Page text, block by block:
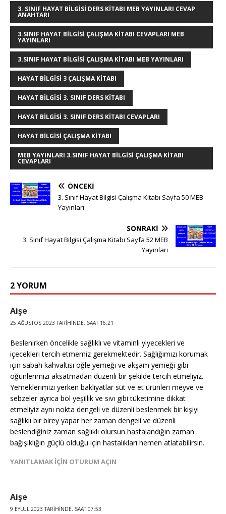
g
e
r
r
e
st
e
b
o
o
k
te
r
e
dI
n
bl
r
s
A
p
p
e
n
g
e
e
3. SINIF HAYAT BILGISI DERS KITABI MEB YAYINLARI CEVAP
ANAHTARI
3.SINIF HAYAT BILGISI ÇALIŞMA KITABI CEVAPLARI MEB
YAYINLARI
3.SINIF HAYAT BILGISI ÇALIŞMA KITABI MEB YAYINLARI
HAYAT BILGISI 3 ÇALIŞMA KITABI
HAYAT BILGISI 3. SINIF DERS KITABI
HAYAT BILGISI 3. SINIF DERS KITABI CEVAPLARI
HAYAT BILGISI ÇALIŞMA KITABI
MEB YAYINLARI 3.SINIF HAYAT BILGISI ÇALIŞMA KITABI
CEVAPLARI
ÖNCEKI
3. Sınıf Hayat Bilgisi Çalışma Kitabı Sayfa 50 MEB
Yayınları
SONRAKI
3. Sınıf Hayat Bilgisi Çalışma Kitabı Sayfa 52 MEB
Yayınları
2 YORUM
Aişe
25 AĞUSTOS 2023 TARIHINDE, SAAT 16:21
Beslenirken öncelikle sağlıklı ve vitaminli yiyecekleri ve
içecekleri tercih etmemiz gerekmektedir. Sağlığımızı korumak
için sabah kahvaltısı öğle yemeği ve akşam yemeği gibi
öğünlerimizi aksatmadan düzenli bir şekilde tercih etmeliyiz.
Yemeklerimizi yerken bakliyatlar süt ve et ürünleri meyve ve
sebzeler ayrıca bol yeşillik ve sıvı gibi tüketimine dikkat
etmeliyiz aynı nokta dengeli ve düzenli beslenmek bir kişiyi
sağlıklı bir birey yapar her zaman dengeli ve düzenli
beslendiğiniz zaman sağlıklı olursun hastalandığın zaman
bağışıklığın güçlü olduğu için hastalıkları hemen atlatabilirsin.
YANITLAMAK IÇIN OTURUM AÇIN
Aişe
9 EYLÜL 2023 TARIHINDE, SAAT 07:53